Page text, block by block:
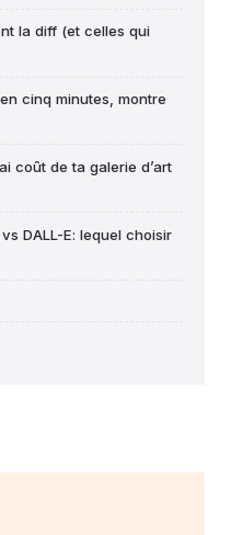
la diff (et celles qui
cinq minutes, montre
coût de ta galerie d’art
DALL-E: lequel choisir